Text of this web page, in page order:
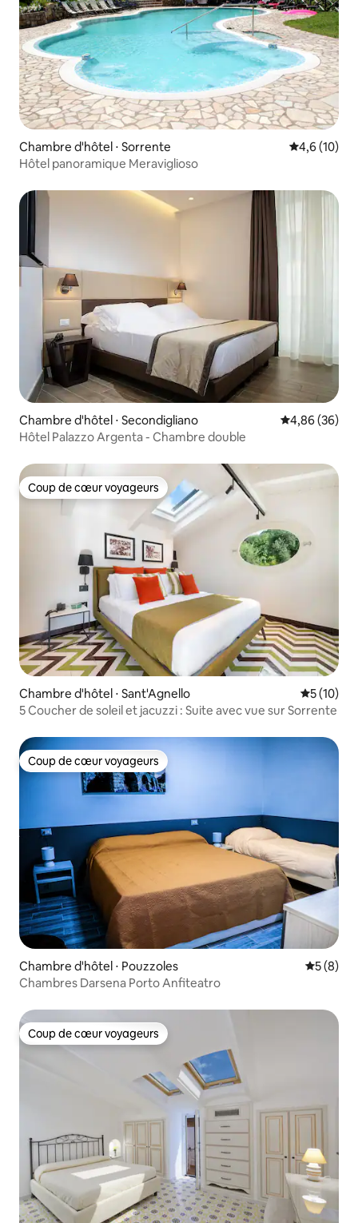
Chambre d'hôtel ⋅ Sorrente Évaluation
4,6 (10)
Hôtel panoramique Meraviglioso
Chambre d'hôtel ⋅ Secondigliano Évaluation
4,86 (36)
Hôtel Palazzo Argenta - Chambre double
Coup de cœur voyageurs
Coup de cœur voyageurs
Chambre d'hôtel ⋅ Sant'Agnello
5 (10)
5 Coucher de soleil et jacuzzi : Suite avec vue sur Sorrente
Coup de cœur voyageurs
Coup de cœur voyageurs
Chambre d'hôtel ⋅ Pouzzoles
5 (8)
Chambres Darsena Porto Anfiteatro
Coup de cœur voyageurs
Coup de cœur voyageurs